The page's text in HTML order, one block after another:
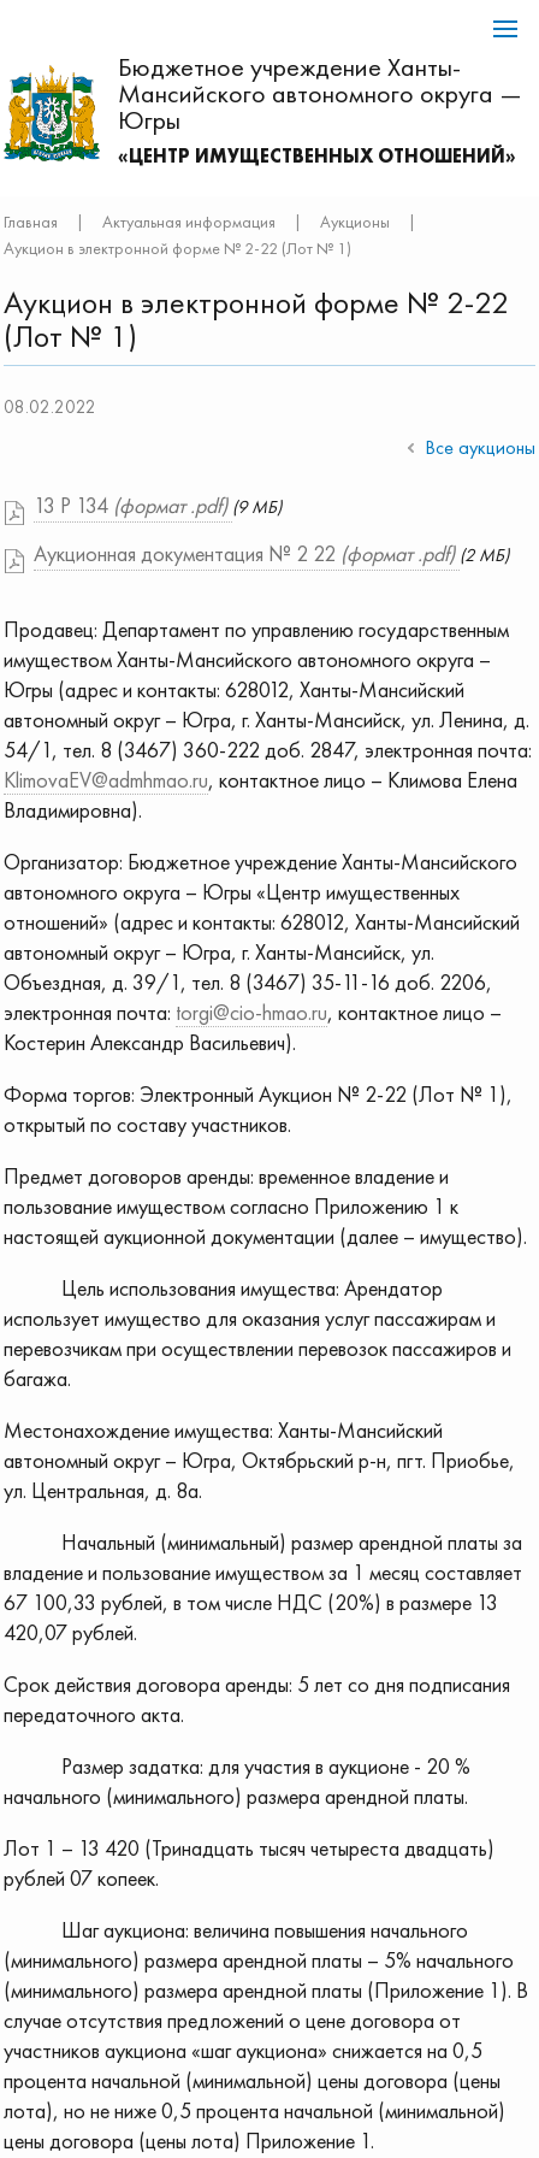
Бюджетное учреждение Ханты-
Мансийского автономного округа —
Югры
«ЦЕНТР ИМУЩЕСТВЕННЫХ ОТНОШЕНИЙ»
Главная | Актуальная информация | Аукционы
|
Аукцион в электронной форме № 2-22 (Лот № 1)
Аукцион в электронной форме № 2-22
(Лот № 1)
08.02.2022
Все аукционы
13 Р 134 (формат .pdf) (9 МБ)
Аукционная документация № 2 22 (формат .pdf) (2 МБ)
Продавец: Департамент по управлению государственным
имуществом Ханты-Мансийского автономного округа –
Югры (адрес и контакты: 628012, Ханты-Мансийский
автономный округ – Югра, г. Ханты-Мансийск, ул. Ленина, д.
54/1, тел. 8 (3467) 360-222 доб. 2847, электронная почта:
KlimovaEV@admhmao.ru, контактное лицо – Климова Елена
Владимировна).
Организатор: Бюджетное учреждение Ханты-Мансийского
автономного округа – Югры «Центр имущественных
отношений» (адрес и контакты: 628012, Ханты-Мансийский
автономный округ – Югра, г. Ханты-Мансийск, ул.
Объездная, д. 39/1, тел. 8 (3467) 35-11-16 доб. 2206,
электронная почта: torgi@cio-hmao.ru, контактное лицо –
Костерин Александр Васильевич).
Форма торгов: Электронный Аукцион № 2-22 (Лот № 1),
открытый по составу участников.
Предмет договоров аренды: временное владение и
пользование имуществом согласно Приложению 1 к
настоящей аукционной документации (далее – имущество).
Цель использования имущества: Арендатор
использует имущество для оказания услуг пассажирам и
перевозчикам при осуществлении перевозок пассажиров и
багажа.
Местонахождение имущества: Ханты-Мансийский
автономный округ – Югра, Октябрьский р-н, пгт. Приобье,
ул. Центральная, д. 8а.
Начальный (минимальный) размер арендной платы за
владение и пользование имуществом за 1 месяц составляет
67 100,33 рублей, в том числе НДС (20%) в размере 13
420,07 рублей.
Срок действия договора аренды: 5 лет со дня подписания
передаточного акта.
Размер задатка: для участия в аукционе - 20 %
начального (минимального) размера арендной платы.
Лот 1 – 13 420 (Тринадцать тысяч четыреста двадцать)
рублей 07 копеек.
Шаг аукциона: величина повышения начального
(минимального) размера арендной платы – 5% начального
(минимального) размера арендной платы (Приложение 1). В
случае отсутствия предложений о цене договора от
участников аукциона «шаг аукциона» снижается на 0,5
процента начальной (минимальной) цены договора (цены
лота), но не ниже 0,5 процента начальной (минимальной)
цены договора (цены лота) Приложение 1.